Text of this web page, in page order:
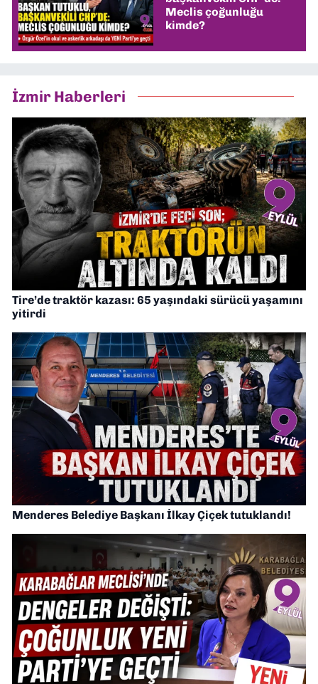
Meclis çoğunluğu
kimde?
İzmir Haberleri
Tire’de traktör kazası: 65 yaşındaki sürücü yaşamını
yitirdi
Menderes Belediye Başkanı İlkay Çiçek tutuklandı!